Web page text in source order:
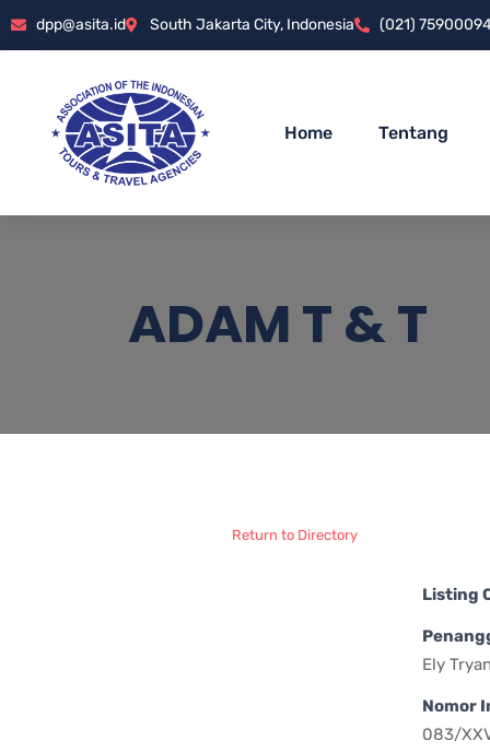
dpp@asita.id South Jakarta City, Indonesia (021)
Home Tentang
ADAM T & T
Return to Directory
Listing
Ely
Nomor
083/